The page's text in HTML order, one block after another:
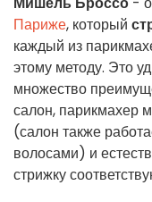
Париже, который
каждый из
этому методу. Это
множество
салон, парикмахер
(салон также
волосами) и
стрижку